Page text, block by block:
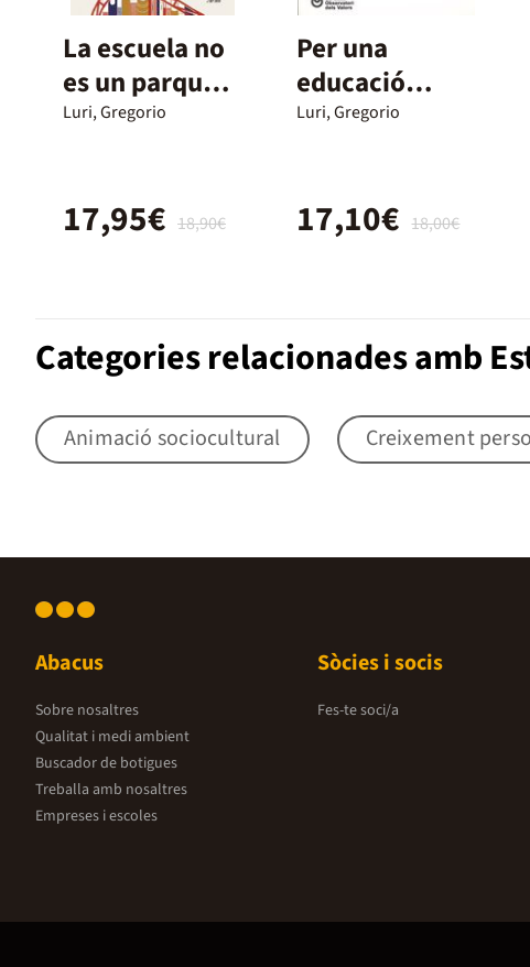
La escuela no
es un parque
de atracciones
Luri, Gregorio
18,90€
17,95€
Per una
educació
republicana:
Luri, Gregorio
18,00€
17,10€
Categories relacionades amb
Animació sociocultural Creixement
Abacus
Sobre nosaltres
Qualitat i medi ambient
Buscador de botigues
Treballa amb nosaltres
Empreses i escoles
Sòcies i socis
Fes-te soci/a